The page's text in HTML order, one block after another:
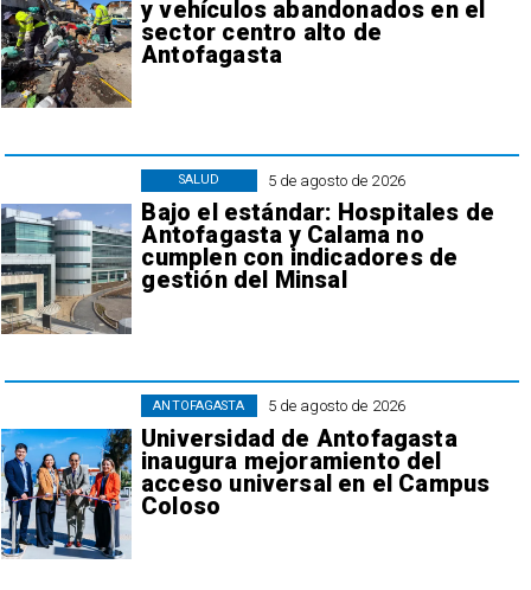
y vehículos abandonados en el
sector centro alto de
Antofagasta
5 de agosto de 2026
Bajo el estándar: Hospitales de
Antofagasta y Calama no
cumplen con indicadores de
gestión del Minsal
SALUD
5 de agosto de 2026
Universidad de Antofagasta
inaugura mejoramiento del
acceso universal en el Campus
Coloso
ANTOFAGASTA